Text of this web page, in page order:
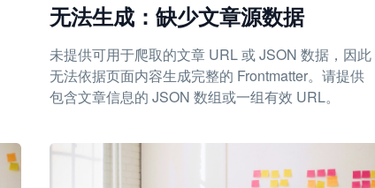
无法生成：缺少文章源数据
未提供可用于爬取的文章 URL 或 JSON 数据，因此
无法依据页面内容生成完整的 Frontmatter。请提供
包含文章信息的 JSON 数组或一组有效 URL。